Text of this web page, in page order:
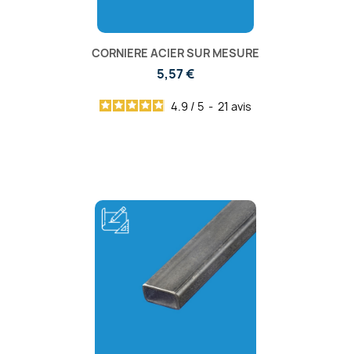
CORNIERE ACIER SUR MESURE
5,57 €
4.9 / 5 - 21 avis